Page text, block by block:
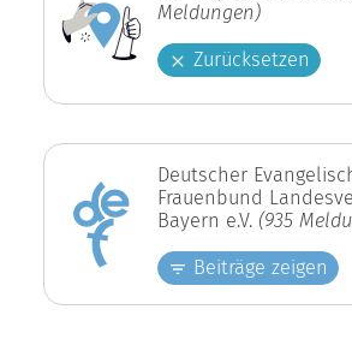
Meldungen)
Zurücksetzen
Deutscher
Frauenbund
Bayern e.V. (935
Beiträge zeigen